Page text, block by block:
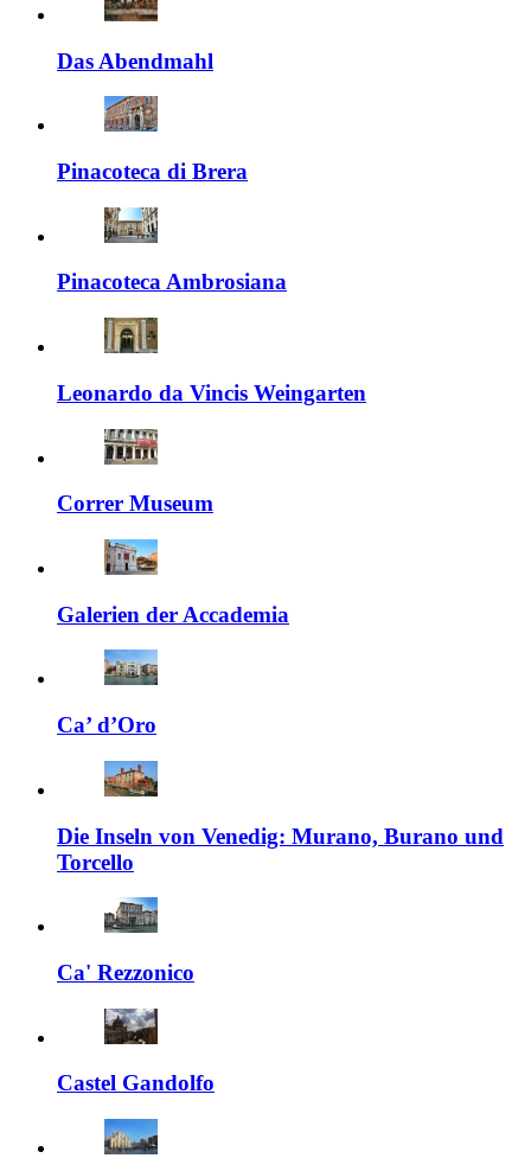
Das Abendmahl
Pinacoteca di Brera
Pinacoteca Ambrosiana
Leonardo da Vincis Weingarten
Correr Museum
Galerien der Accademia
Ca’ d’Oro
Die Inseln von Venedig: Murano, Burano und
Torcello
Ca' Rezzonico
Castel Gandolfo